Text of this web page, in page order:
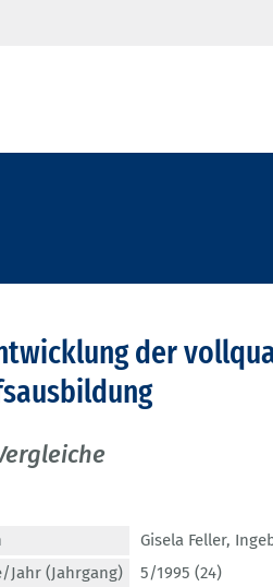
der
Gisela Feller,
Jahr (Jahrgang)
5/1995 (24)